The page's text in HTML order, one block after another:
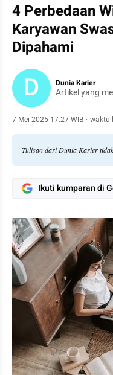
4 Perbedaan
Karyawan
Dipahami
D Dunia Karier
Artikel yang
7 Mei 2025 17:27 WIB · waktu
Tulisan dari Dunia Karier
Ikuti kumparan di